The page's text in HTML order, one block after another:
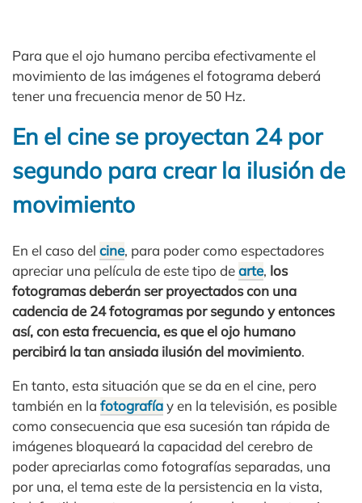
Para que el ojo humano perciba efectivamente el
movimiento de las imágenes el fotograma deberá
tener una frecuencia menor de 50 Hz.
En el cine se proyectan 24 por
segundo para crear la ilusión de
movimiento
En el caso del cine, para poder como espectadores
apreciar una película de este tipo dearte, los
fotogramas deberán ser proyectados con una
cadencia de 24 fotogramas por segundo y entonces
así, con esta frecuencia, es que el ojo humano
percibirá la tan ansiada ilusión del movimiento.
En tanto, esta situación que se da en el cine, pero
también en la fotografíay en la televisión, es posible
como consecuencia que esa sucesión tan rápida de
imágenes bloqueará la capacidad del cerebro de
poder apreciarlas como fotografías separadas, una
por una, el tema este de la persistencia en la vista,